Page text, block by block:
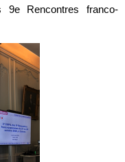
Rencontres franco-